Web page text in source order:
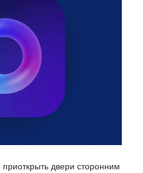
двери сторонним